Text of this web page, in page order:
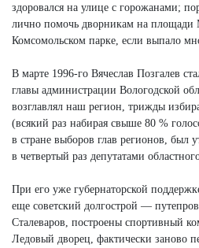
здоровался на улице с горожанами;
лично помочь дворникам на площади
Комсомольском парке, если выпало
В марте 1996-го Вячеслав Позгалев
главы администрации Вологодской
возглавлял наш регион, трижды
(всякий раз набирая свыше 80 %
в стране выборов глав регионов, был
в четвертый раз депутатами
При его уже губернаторской
еще советский долгострой —
Сталеваров, построены спортивный
Ледовый дворец, фактически заново